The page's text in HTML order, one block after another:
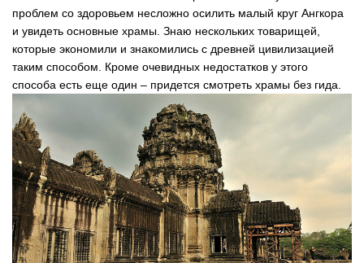
проблем со здоровьем несложно осилить малый круг Ангкора
и увидеть основные храмы. Знаю нескольких товарищей,
которые экономили и знакомились с древней цивилизацией
таким способом. Кроме очевидных недостатков у этого
способа есть еще один – придется смотреть храмы без гида.